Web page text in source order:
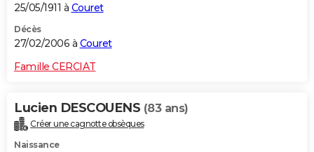
25/05/1911 à Couret
Décès
27/02/2006 à Couret
Famille CERCIAT
Lucien DESCOUENS (83 ans)
Créer une cagnotte obsèques
Naissance